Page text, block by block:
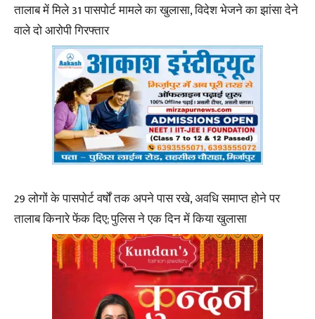
तालाब में मिले 31 पासपोर्ट मामले का खुलासा, विदेश भेजने का झांसा देने
वाले दो आरोपी गिरफ्तार
29 लोगों के पासपोर्ट वर्षों तक अपने पास रखे, अवधि समाप्त होने पर
तालाब किनारे फेंक दिए; पुलिस ने एक दिन में किया खुलासा